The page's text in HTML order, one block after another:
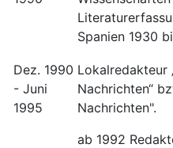
Spanien 1930
Dez. 1990
- Juni
1995
Lokalredakteur
Nachrichten“
Nachrichten".
ab 1992